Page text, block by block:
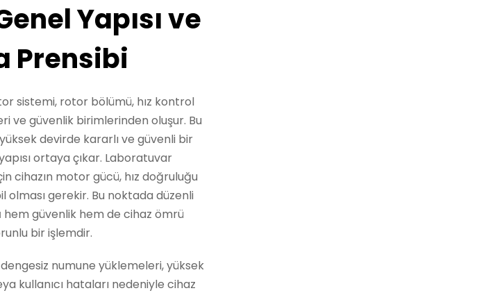
Yapısı ve
Prensibi
sistemi, rotor bölümü, hız kontrol
ve güvenlik birimlerinden oluşur. Bu
devirde kararlı ve güvenli bir
ortaya çıkar. Laboratuvar
cihazın motor gücü, hız doğruluğu
gerekir. Bu noktada düzenli
hem güvenlik hem de cihaz ömrü
bir işlemdir.
numune yüklemeleri, yüksek
kullanıcı hataları nedeniyle cihaz